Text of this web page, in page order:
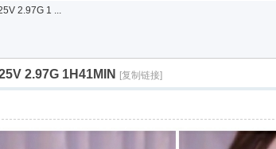
2.97G 1 ...
2.97G 1H41MIN [复制链接]